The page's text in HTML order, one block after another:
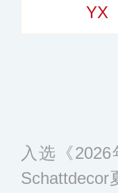
YX
入选《
Schattdecor